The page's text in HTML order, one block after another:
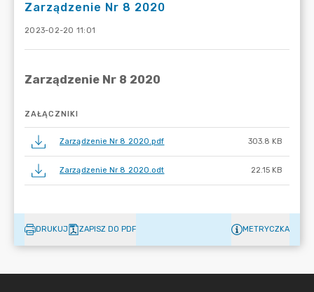
Zarządzenie Nr 8 2020
2023-02-20 11:01
ZAŁĄCZNIKI
Zarządzenie Nr 8 2020.pdf 303.8 KB
Zarządzenie Nr 8 2020.odt 22.15 KB
DRUKUJ ZAPISZ DO PDF METRYCZKA